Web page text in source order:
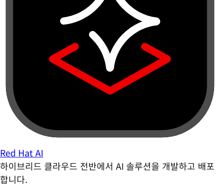
Red Hat AI
하이브리드 클라우드 전반에서 AI 솔루션을 개발하고 배포
합니다.